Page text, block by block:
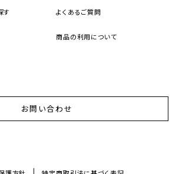
す よくあるご質問
商品の利用について
お問い合わせ